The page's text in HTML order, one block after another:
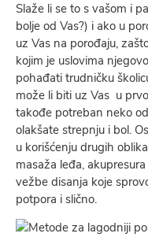
Slaže li se to s vašom i
bolje od Vas?) i ako u
uz Vas na porođaju,
kojim je uslovima
pohađati trudničku
može li biti uz Vas u
takođe potreban neko
olakšate strepnju i bol.
u korišćenju drugih
masaža leđa,
vežbe disanja koje
potpora i slično.